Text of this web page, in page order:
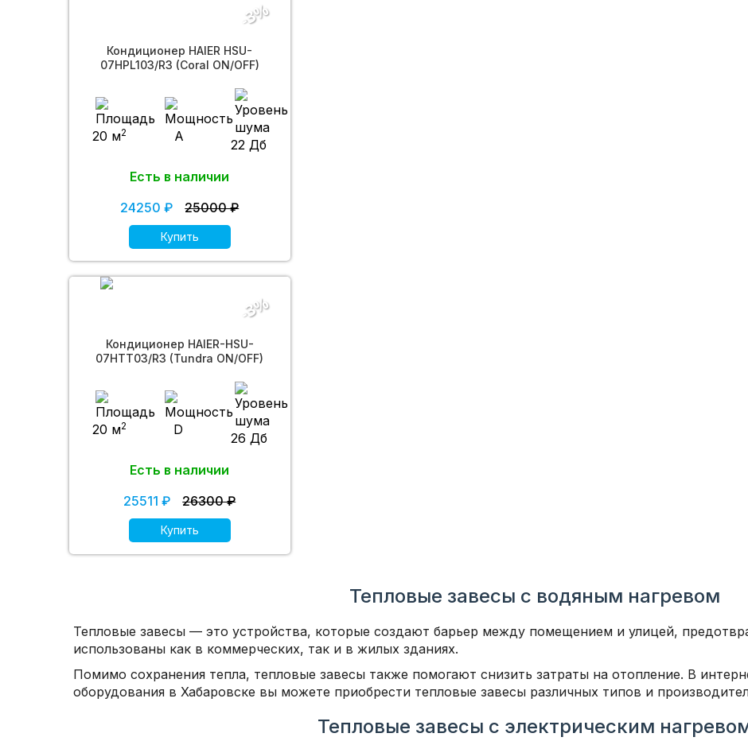
Кондиционер HAIER HSU-
07HPL103/R3 (Coral ON/OFF)
20 м2 A
22 Дб
Есть в наличии
-3%
24250 ₽ 25000 ₽
Купить
Кондиционер HAIER-HSU-
07HTT03/R3 (Tundra ON/OFF)
20 м2 D
26 Дб
Есть в наличии
-3%
25511 ₽ 26300 ₽
Купить
Тепловые завесы с водяным нагревом
Тепловые завесы — это устройства, которые создают барьер между помещением и улицей,
использованы как в коммерческих, так и в жилых зданиях.
Помимо сохранения тепла, тепловые завесы также помогают снизить затраты на отопление. В
оборудования в Хабаровске вы можете приобрести тепловые завесы различных типов и
Тепловые завесы с электрическим